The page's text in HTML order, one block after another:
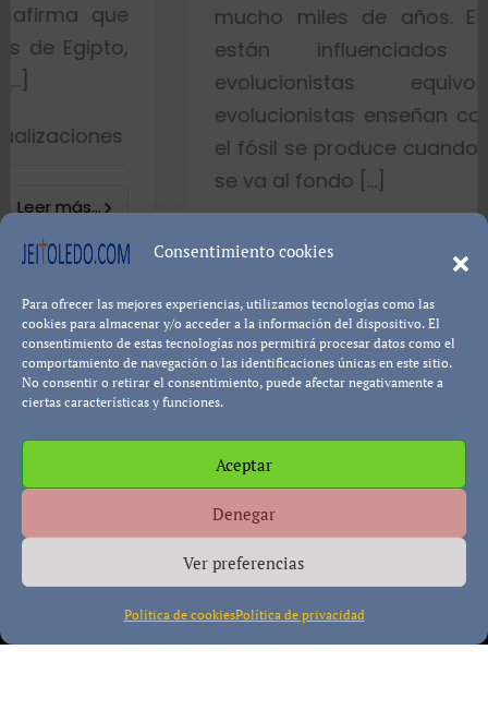
Consentimiento cookies
Para ofrecer las mejores experiencias, utilizamos tecnologías como las
cookies para almacenar y/o acceder a la información del dispositivo. El
consentimiento de estas tecnologías nos permitirá procesar datos como el
comportamiento de navegación o las identificaciones únicas en este sitio.
No consentir o retirar el consentimiento, puede afectar negativamente a
ciertas características y funciones.
Aceptar
Denegar
Ver preferencias
Política de cookiesPolítica de privacidad
mucho miles de años. Esto es
están influenciados por
evolucionistas equivocadas.
evolucionistas enseñan con gráficos
el fósil se produce cuando el pez
se va al fondo […]
Pablo Blanco Leer más...
Responsabilidad
Copyright © All rights reserved|Paper News